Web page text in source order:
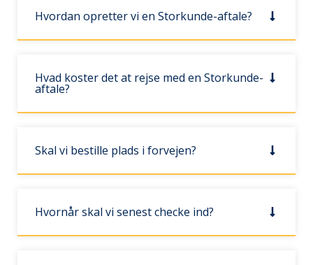
Hvordan opretter vi en Storkunde-aftale?
Hvad koster det at rejse med en Storkunde-
aftale?
Skal vi bestille plads i forvejen?
Hvornår skal vi senest checke ind?